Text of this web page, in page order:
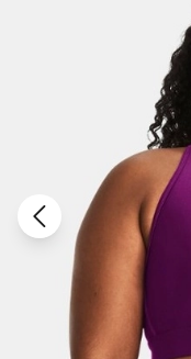
Şifremi Unuttum